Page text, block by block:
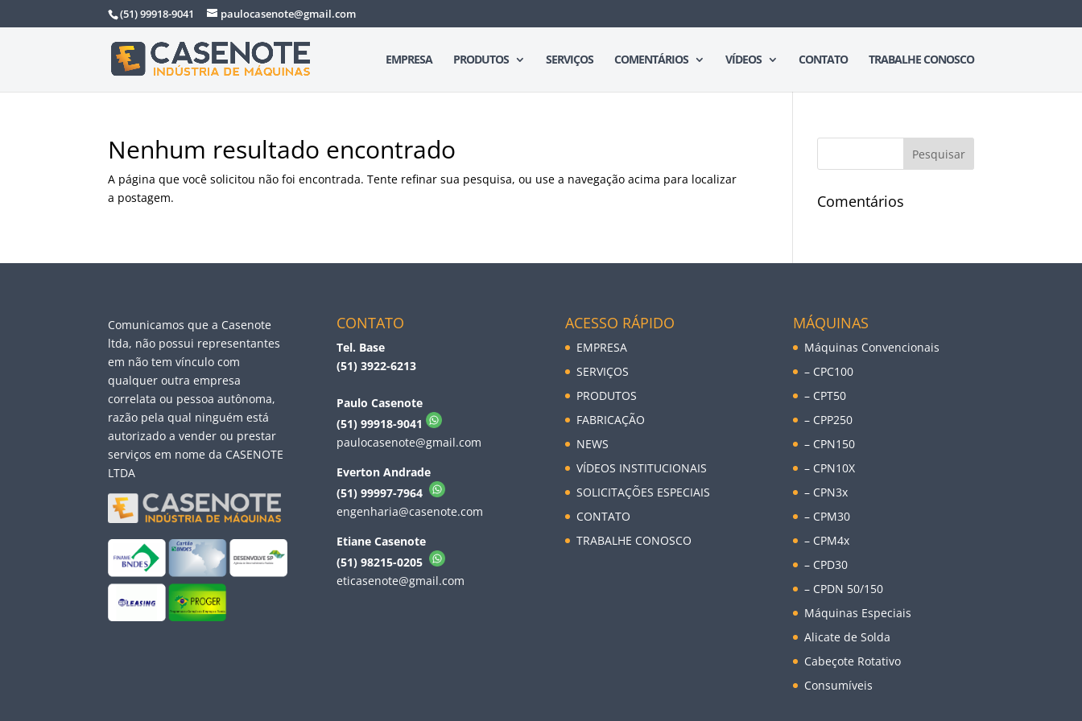
(51) 99918-9041 paulocasenote@gmail.com
EMPRESA PRODUTOS SERVIÇOS COMENTÁRIOS VÍDEOS CONTATO TRABALHE CONOSCO
Nenhum resultado encontrado
A página que você solicitou não foi encontrada. Tente refinar sua pesquisa, ou use a navegação acima para localizar
a postagem.
Comentários
Comunicamos que a Casenote
ltda, não possui representantes
em não tem vínculo com
qualquer outra empresa
correlata ou pessoa autônoma,
razão pela qual ninguém está
autorizado a vender ou prestar
serviços em nome da CASENOTE
LTDA
CONTATO
Tel. Base
(51) 3922-6213
Paulo Casenote
(51) 99918-9041
paulocasenote@gmail.com
Everton Andrade
(51) 99997-7964
engenharia@casenote.com
Etiane Casenote
(51) 98215-0205
eticasenote@gmail.com
ACESSO RÁPIDO
EMPRESA
SERVIÇOS
PRODUTOS
FABRICAÇÃO
NEWS
VÍDEOS INSTITUCIONAIS
SOLICITAÇÕES ESPECIAIS
CONTATO
TRABALHE CONOSCO
MÁQUINAS
Máquinas Convencionais
– CPC100
– CPT50
– CPP250
– CPN150
– CPN10X
– CPN3x
– CPM30
– CPM4x
– CPD30
– CPDN 50/150
Máquinas Especiais
Alicate de Solda
Cabeçote Rotativo
Consumíveis